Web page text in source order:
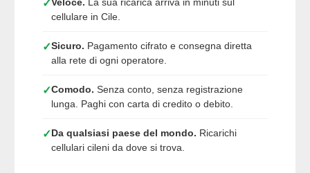
✓Veloce. La sua ricarica arriva in minuti sul
cellulare in Cile.
✓Sicuro. Pagamento cifrato e consegna diretta
alla rete di ogni operatore.
✓Comodo. Senza conto, senza registrazione
lunga. Paghi con carta di credito o debito.
✓Da qualsiasi paese del mondo. Ricarichi
cellulari cileni da dove si trova.